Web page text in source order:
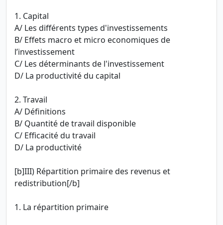
1. Capital
A/ Les différents types d'investissements
B/ Effets macro et micro economiques de
l’investissement
C/ Les déterminants de l'investissement
D/ La productivité du capital
2. Travail
A/ Définitions
B/ Quantité de travail disponible
C/ Efficacité du travail
D/ La productivité
[b]III) Répartition primaire des revenus et
redistribution[/b]
1. La répartition primaire